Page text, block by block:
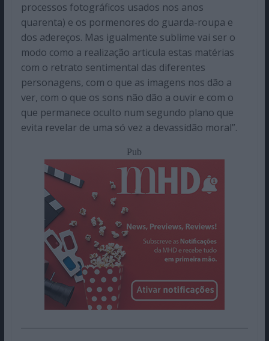
processos fotográficos usados nos anos
quarenta) e os pormenores do guarda-roupa e
dos adereços. Mas igualmente sublime vai ser o
modo como a realização articula estas matérias
com o retrato sentimental das diferentes
personagens, com o que as imagens nos dão a
ver, com o que os sons não dão a ouvir e com o
que permanece oculto num segundo plano que
evita revelar de uma só vez a devassidão moral”.
Pub